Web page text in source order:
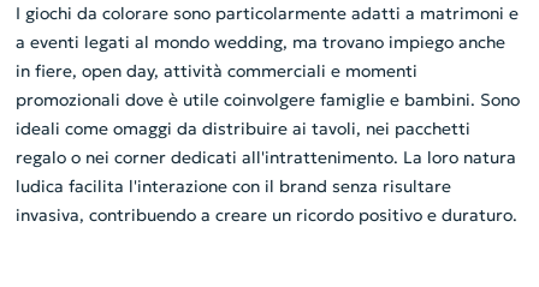
I giochi da colorare sono particolarmente adatti a matrimoni e
a eventi legati al mondo wedding, ma trovano impiego anche
in fiere, open day, attività commerciali e momenti
promozionali dove è utile coinvolgere famiglie e bambini. Sono
ideali come omaggi da distribuire ai tavoli, nei pacchetti
regalo o nei corner dedicati all'intrattenimento. La loro natura
ludica facilita l'interazione con il brand senza risultare
invasiva, contribuendo a creare un ricordo positivo e duraturo.